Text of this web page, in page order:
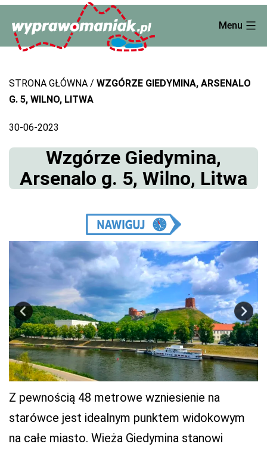
content
Menu
STRONA GŁÓWNA
WZGÓRZE GIEDYMINA, ARSENALO
G. 5, WILNO, LITWA
30-06-2023
Wzgórze Giedymina,
Arsenalo g. 5, Wilno, Litwa
Z pewnością 48 metrowe wzniesienie na
starówce jest idealnym punktem widokowym
na całe miasto. Wieża Giedymina stanowi